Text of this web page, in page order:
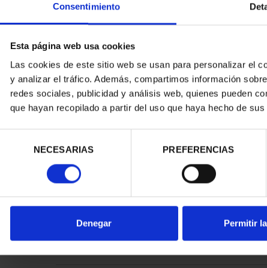
Consentimiento
Esta página web usa cookies
Las cookies de este sitio web se usan para personalizar el
y analizar el tráfico. Además, compartimos información
redes sociales, publicidad y análisis web, quienes pueden
que hayan recopilado a partir del uso que haya hecho de
consentimiento
NECESARIAS PREFERENCIAS
Denegar Permitir
WORLD HERITAGE CITIES III -
SEGOVIA
SORT BY: